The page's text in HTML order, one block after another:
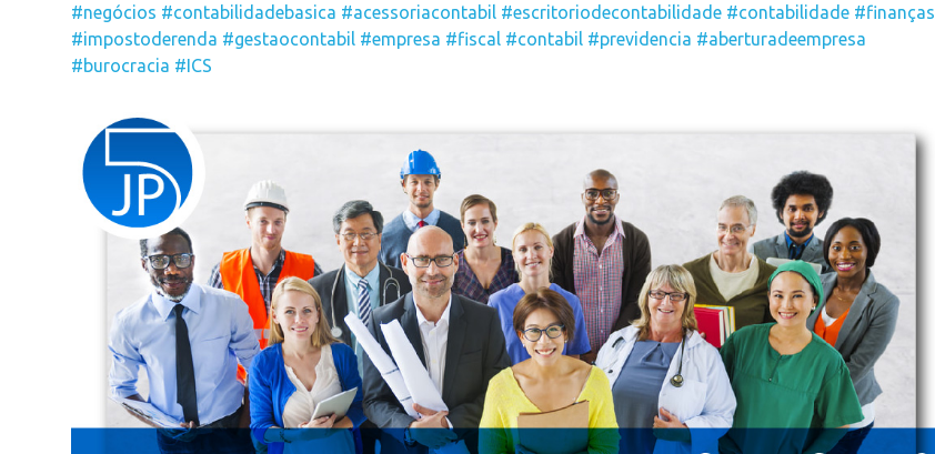
#negócios #contabilidadebasica #acessoriacontabil #escritoriodecontabilidade #contabilidade #finanças
#impostoderenda #gestaocontabil #empresa #fiscal #contabil #previdencia #aberturadeempresa
#burocracia #ICS